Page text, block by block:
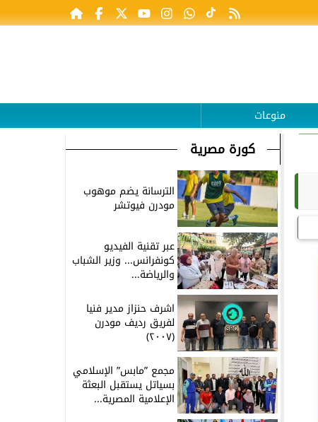
منوعات
كورة مصرية
الترسانة يضم موهوب
مودرن فيوتشر
عبر تقنية الفيديو
كونفرانس... وزير الشباب
والرياضة...
اشرف حنزاز مدير فنيا
لفريق رديف مودرن
(٢٠٠٧)
مجمع ”مابس” الإسلامي
بسياتل يستقبل البعثة
الإعلامية المصرية...